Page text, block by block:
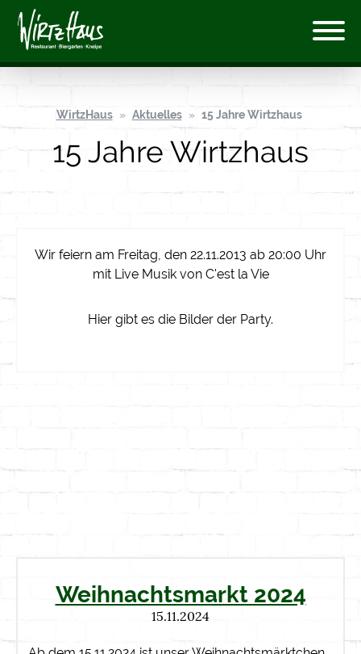
WirtzHaus Aktuelles 15 Jahre Wirtzhaus
15 Jahre Wirtzhaus
Wir feiern am Freitag, den 22.11.2013 ab 20:00 Uhr
mit Live Musik von C'est la Vie
Hier gibt es die Bilder der Party.
Weihnachtsmarkt 2024
15.11.2024